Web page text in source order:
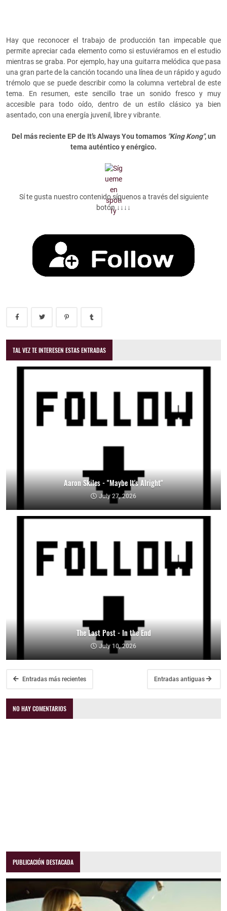
Hay que reconocer el trabajo de producción tan impecable que
permite apreciar cada elemento como si estuviéramos en el estudio
mientras se graba. Por ejemplo, hay una guitarra melódica que pasa
una gran parte de la canción tocando una línea de un rápido y agudo
trémolo que se puede describir como la columna vertebral de este
tema. En resumen, este sencillo trae un sonido fresco y muy
accesible para todo oído, dentro de un estilo clásico ya bien
asentado, con una energía juvenil, libre y vibrante.
Del más reciente EP de It’s Always You tomamos "King Kong", un
tema auténtico y enérgico.
Sí te gusta nuestro contenido síguenos a través del siguiente
botón ↓↓↓↓
TAL VEZ TE INTERESEN ESTAS ENTRADAS
Aaron Skiles - "Maybe It's Alright"
July 27, 2026
The Last Post - In the End
July 10, 2026
Entradas más recientes Entradas antiguas
NO HAY COMENTARIOS
PUBLICACIÓN DESTACADA